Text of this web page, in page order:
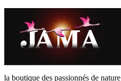
la boutique des passionnés de nature